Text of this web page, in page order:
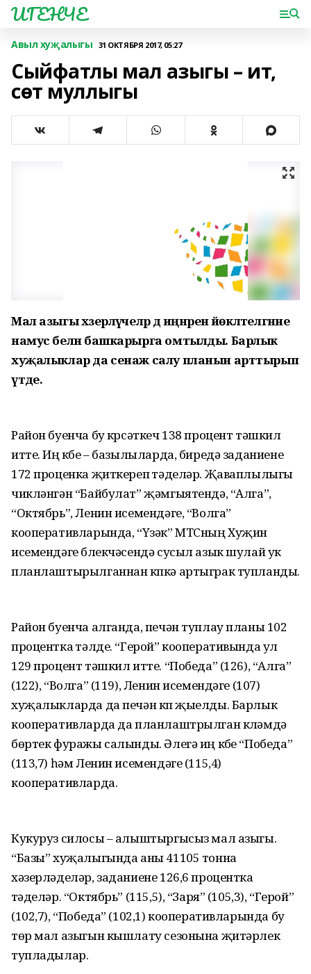
ИГЕНЧЕ
Авыл хуҗалыгы 31 ОКТЯБРЯ 2017, 05:27
Сыйфатлы мал азыгы – ит,
сөт муллыгы
Мал азыгы хәзерләүчеләр дә иңнәренә йөкләтелгәнне
намус белән башкарырга омтылды. Барлык
хуҗалыклар да сенаж салу планын арттырып
үтәде.
Район буенча бу күрсәткеч 138 процент тәшкил
итте. Иң күбе – базылыларда, биредә заданиене
172 проценка җиткереп үтәделәр. Җаваплылыгы
чикләнгән “Байбулат” җәмгыятендә, “Алга”,
“Октябрь”, Ленин исемендәге, “Волга”
кооперативларында, “Үзәк” МТСның Хуҗин
исемендәге бүлекчәсендә сусыл азык шулай ук
планлаштырылганнан күпкә артыграк тупланды.
Район буенча алганда, печән туплау планы 102
процентка үтәлде. “Герой” кооперативында ул
129 процент тәшкил итте. “Победа” (126), “Алга”
(122), “Волга” (119), Ленин исемендәге (107)
хуҗалыкларда да печән күп җыелды. Барлык
кооперативларда да планлаштрылган күләмдә
бөртек фуражы салынды. Әлегә иң күбе “Победа”
(113,7) һәм Ленин исемендәге (115,4)
кооперативларда.
Кукуруз силосы – алыштыргысыз мал азыгы.
“Базы” хуҗалыгында аны 41105 тонна
хәзерләделәр, заданиене 126,6 процентка
үтәделәр. “Октябрь” (115,5), “Заря” (105,3), “Герой”
(102,7), “Победа” (102,1) кооперативларында бу
төр мал азыгын кышлату сезонына җитәрлек
тупладылар.